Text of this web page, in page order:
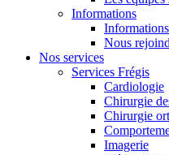
Informations
Nous
Nos services
Services Frégis
Cardiologie
Chirurgie
Chirurgie
Imagerie